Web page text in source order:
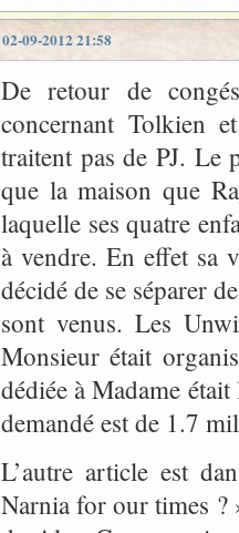
02-09-2012 21:58
De retour de
concernant Tolkien
traitent pas de PJ. Le
que la maison que
laquelle ses quatre
à vendre. En effet sa
décidé de se séparer
sont venus. Les
Monsieur était
dédiée à Madame
demandé est de 1.7
L’autre article est
Narnia for our times ?